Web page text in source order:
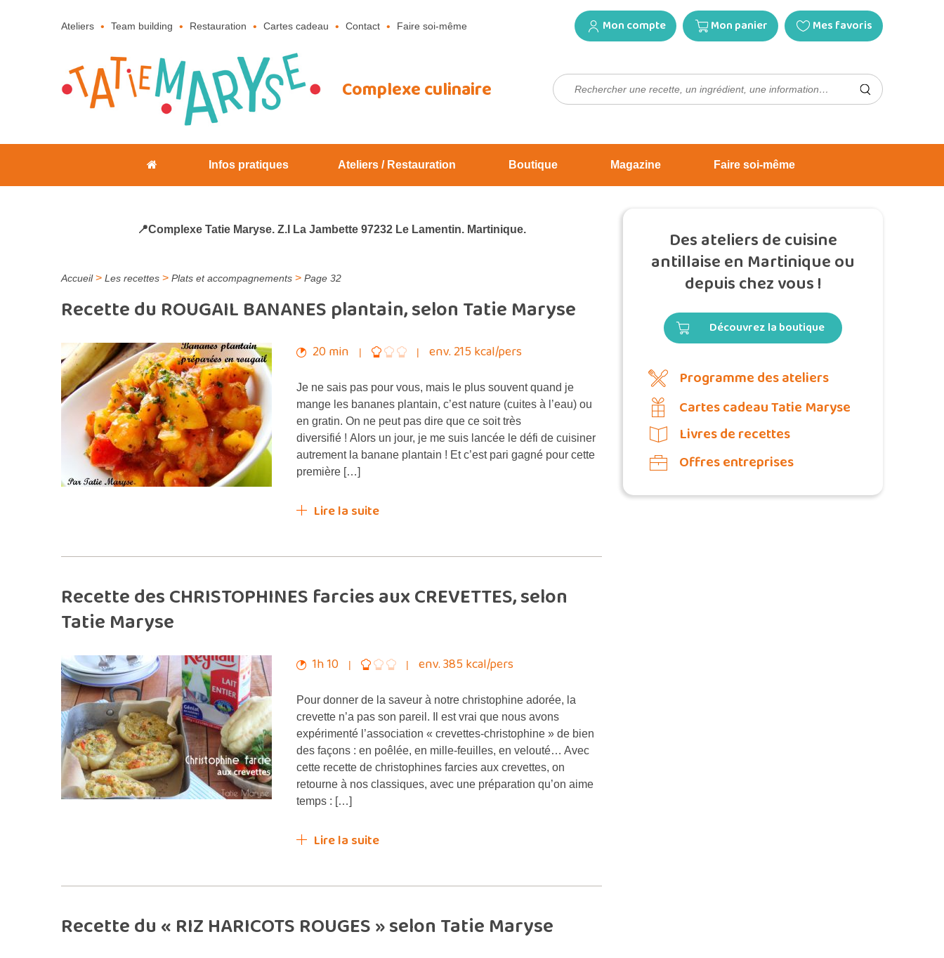
Ateliers Team building Restauration Cartes cadeau Contact Faire soi-même Mon compte Mon panier Mes favoris
Complexe culinaire Rechercher :
Infos pratiques Ateliers / Restauration Boutique Magazine Faire soi-même
📍Complexe Tatie Maryse. Z.I La Jambette 97232 Le Lamentin. Martinique.
Accueil> Les recettes > Plats et accompagnements > Page 32
Recette du ROUGAIL BANANES plantain, selon Tatie Maryse
20 min env. 215 kcal/pers
Je ne sais pas pour vous, mais le plus souvent quand je
mange les bananes plantain, c’est nature (cuites à l’eau) ou
en gratin. On ne peut pas dire que ce soit très
diversifié ! Alors un jour, je me suis lancée le défi de cuisiner
autrement la banane plantain ! Et c’est pari gagné pour cette
première […]
Lire la suite
Recette des CHRISTOPHINES farcies aux CREVETTES, selon
Tatie Maryse
1h 10 env. 385 kcal/pers
Pour donner de la saveur à notre christophine adorée, la
crevette n’a pas son pareil. Il est vrai que nous avons
expérimenté l’association « crevettes-christophine » de bien
des façons : en poêlée, en mille-feuilles, en velouté… Avec
cette recette de christophines farcies aux crevettes, on
retourne à nos classiques, avec une préparation qu’on aime
temps : […]
Lire la suite
Recette du « RIZ HARICOTS ROUGES » selon Tatie Maryse
Des ateliers de cuisine
antillaise en Martinique ou
depuis chez vous !
Découvrez la boutique
Programme des ateliers
Cartes cadeau Tatie Maryse
Livres de recettes
Offres entreprises